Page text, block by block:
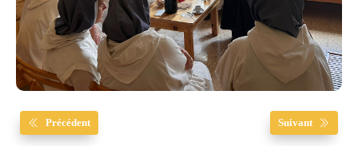
Précédent Suivant